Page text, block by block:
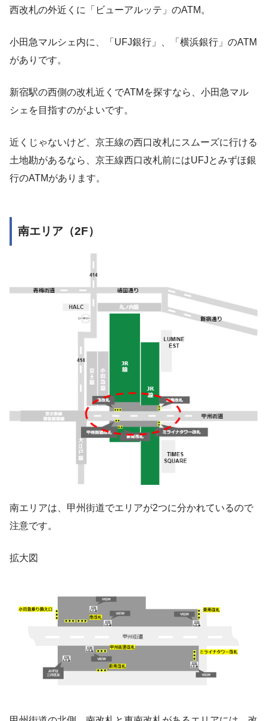
西改札の外近くに「ビューアルッテ」のATM。
小田急マルシェ内に、「UFJ銀行」、「横浜銀行」のATM
がありです。
新宿駅の西側の改札近くでATMを探すなら、小田急マル
シェを目指すのがよいです。
近くじゃないけど、京王線の西口改札にスムーズに行ける
土地勘があるなら、京王線西口改札前にはUFJとみずほ銀
行のATMがあります。
南エリア（2F）
南エリアは、甲州街道でエリアが2つに分かれているので
注意です。
拡大図